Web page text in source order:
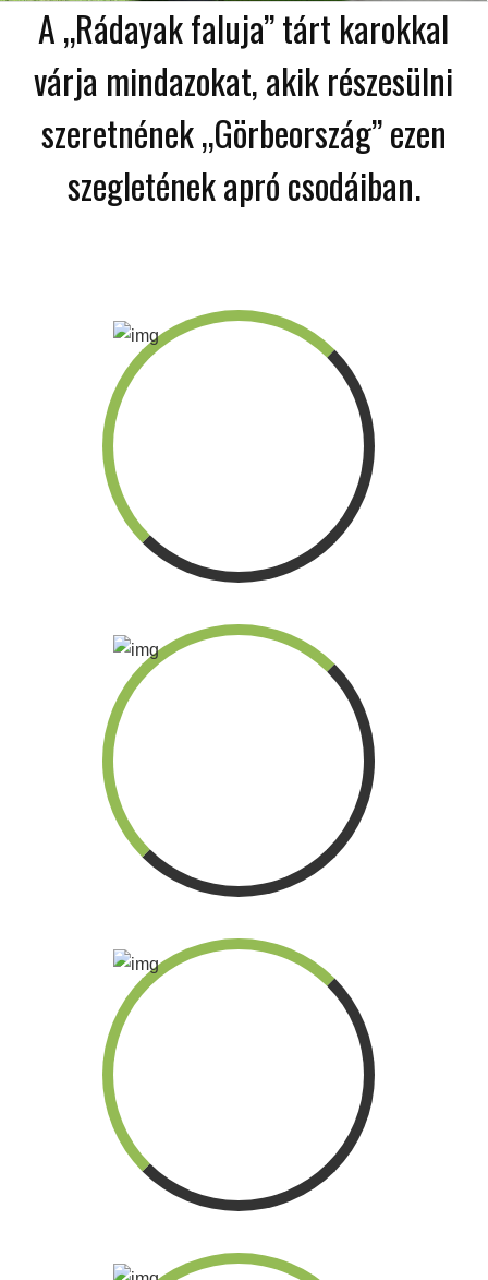
A „Rádayak faluja” tárt karokkal
várja mindazokat, akik részesülni
szeretnének „Görbeország” ezen
szegletének apró csodáiban.